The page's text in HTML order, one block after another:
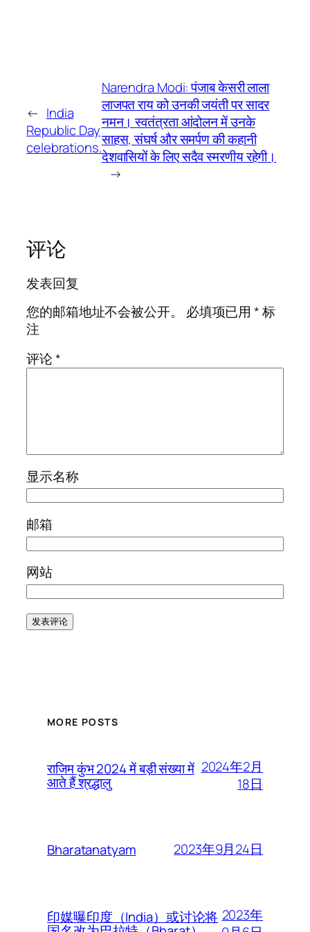
← India
Republic Day
celebrations.
Narendra Modi: पंजाब केसरी लाला
लाजपत राय को उनकी जयंती पर सादर
नमन। स्वतंत्रता आंदोलन में उनके
साहस, संघर्ष और समर्पण की कहानी
देशवासियों के लिए सदैव स्मरणीय रहेगी।
→
评论
发表回复
您的邮箱地址不会被公开。
必填项已用*标
注
评论*
显示名称
邮箱
网站
MORE POSTS
राजिम कुंभ 2024 में बड़ी संख्या में
आते हैं श्रद्धालु
2024年2月
18日
Bharatanatyam 2023年9月24日
印媒曝印度（India）或讨论将 2023年